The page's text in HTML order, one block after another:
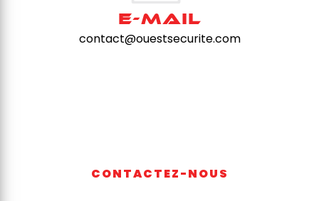
E-mail
contact@ouestsecurite.com
CONTACTEZ-NOUS